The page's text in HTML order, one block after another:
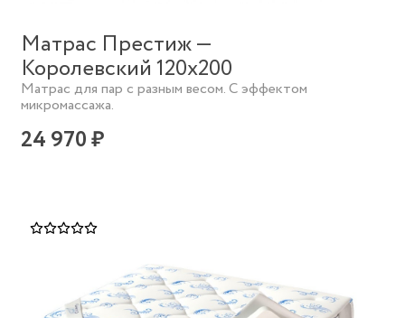
Матрас Престиж —
Королевский 120х200
Матрас для пар с разным весом. С эффектом
микромассажа.
24 970 ₽